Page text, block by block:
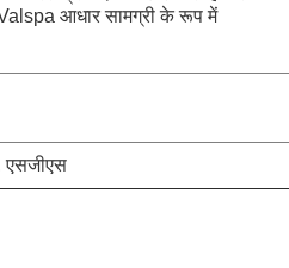
आधार सामग्री के रूप में